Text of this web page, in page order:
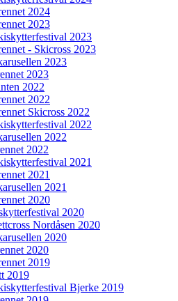
2024
2023
2023
- Skicross 2023
2023
2023
2022
2022
Skicross 2022
2022
2022
2022
2021
2021
2021
2020
2020
Nordåsen 2020
2020
2020
2019
2019
Bjerke 2019